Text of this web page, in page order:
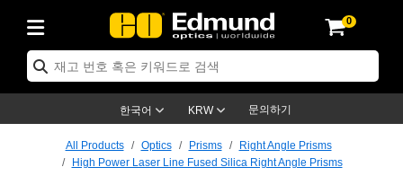
0
한국어 KRW 문의하기
ElectronicsAll Products Optics Prisms
Right Angle Prisms
High Power Laser Line Fused Silica Right Angle Prisms